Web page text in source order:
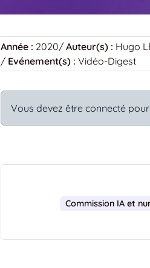
Année : 2020/ Auteur(s) : Hugo
/ Evénement(s) : Vidéo-Digest
Vous devez être connecté
Commission IA et